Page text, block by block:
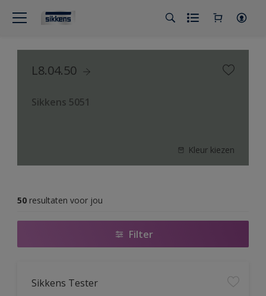
L8.04.50
Sikkens 5051
Kleur kiezen
50 resultaten voor jou
Filter
Sikkens Tester